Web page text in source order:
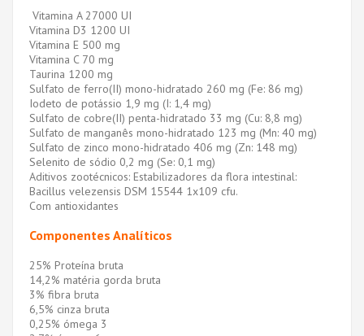
Vitamina A 27000 UI
Vitamina D3 1200 UI
Vitamina E 500 mg
Vitamina C 70 mg
Taurina 1200 mg
Sulfato de ferro(II) mono-hidratado 260 mg (Fe: 86 mg)
Iodeto de potássio 1,9 mg (I: 1,4 mg)
Sulfato de cobre(II) penta-hidratado 33 mg (Cu: 8,8 mg)
Sulfato de manganês mono-hidratado 123 mg (Mn: 40 mg)
Sulfato de zinco mono-hidratado 406 mg (Zn: 148 mg)
Selenito de sódio 0,2 mg (Se: 0,1 mg)
Aditivos zootécnicos: Estabilizadores da flora intestinal:
Bacillus velezensis DSM 15544 1x109 cfu.
Com antioxidantes
Componentes Analíticos
25% Proteína bruta
14,2% matéria gorda bruta
3% fibra bruta
6,5% cinza bruta
0,25% ómega 3